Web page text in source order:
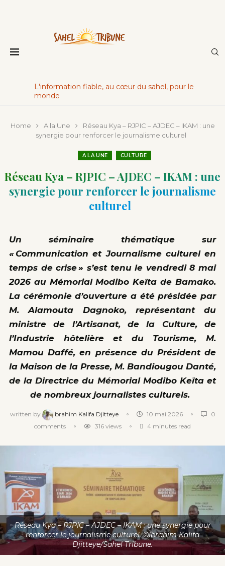
L'information fiable, au cœur du sahel, pour le
monde
Home A la Une
Réseau Kya – RJPIC – AJDEC – IKAM : une
synergie pour renforcer le journalisme culturel
A LA UNE CULTURE
Réseau Kya – RJPIC – AJDEC – IKAM : une
synergie pour renforcer le journalisme
culturel
Un séminaire thématique sur
« Communication et Journalisme culturel en
temps de crise » s’est tenu le vendredi 8 mai
2026 au Mémorial Modibo Keïta de Bamako.
La cérémonie d’ouverture a été présidée par
M. Alamouta Dagnoko, représentant du
ministre de l’Artisanat, de la Culture, de
l’Industrie hôtelière et du Tourisme, M.
Mamou Daffé, en présence du Président de
la Maison de la Presse, M. Bandiougou Danté,
de la Directrice du Mémorial Modibo Keïta et
de nombreux journalistes culturels.
written by Ibrahim Kalifa Djitteye 10 mai 2026
0
comments
316 views 4 minutes read
Réseau Kya – RJPIC – AJDEC – IKAM : une synergie pour
renforcer le journalisme culturel. ©Ibrahim Kalifa
Djitteye/Sahel Tribune.